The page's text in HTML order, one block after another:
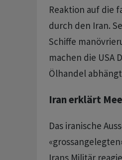
Reaktion auf die
durch den Iran.
Schiffe
machen die USA
Ölhandel
Iran erklärt
Das iranische
Irans Militär